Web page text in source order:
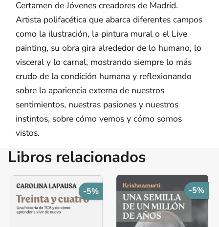
Certamen de Jóvenes creadores de Madrid.
Artista polifacética que abarca diferentes campos
como la ilustración, la pintura mural o el Live
painting, su obra gira alrededor de lo humano, lo
visceral y lo carnal, mostrando siempre lo más
crudo de la condición humana y reflexionando
sobre la apariencia externa de nuestros
sentimientos, nuestras pasiones y nuestros
instintos, sobre cómo vemos y cómo somos
vistos.
Libros relacionados
-5% -5%